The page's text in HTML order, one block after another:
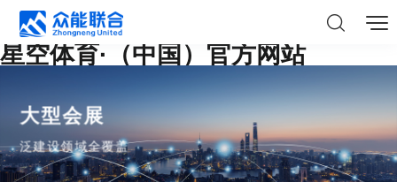
星空体育·（中国）官方网站
大型会展
泛建设领域全覆盖